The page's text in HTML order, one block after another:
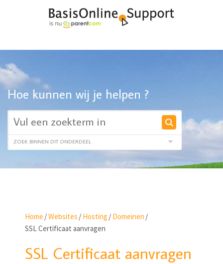
Hoe kunnen wij je helpen ?
Home /Websites / Hosting / Domeinen /
SSL Certificaat aanvragen
SSL Certificaat aanvragen